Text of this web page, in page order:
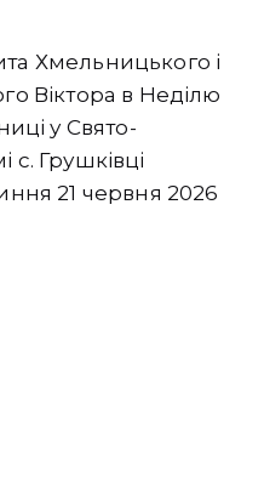
Хмельницького і
Віктора в Неділю
у Свято-
Грушківці
21 червня 2026